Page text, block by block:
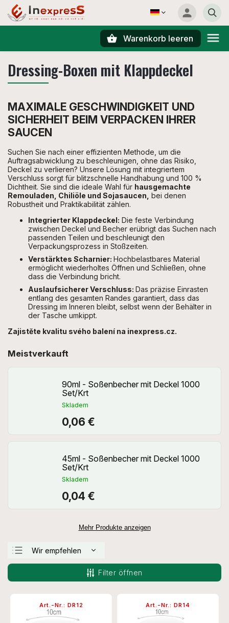
Warenkorb leeren
Dressing-Boxen mit Klappdeckel
MAXIMALE GESCHWINDIGKEIT UND
SICHERHEIT BEIM VERPACKEN IHRER
SAUCEN
Suchen Sie nach einer effizienten Methode, um die
Auftragsabwicklung zu beschleunigen, ohne das Risiko,
Deckel zu verlieren? Unsere Lösung mit integriertem
Verschluss sorgt für blitzschnelle Handhabung und 100 %
Dichtheit. Sie sind die ideale Wahl für hausgemachte
Remouladen, Chiliöle und Sojasaucen, bei denen
Robustheit und Praktikabilität zählen.
Integrierter Klappdeckel: Die feste Verbindung
zwischen Deckel und Becher erübrigt das Suchen nach
passenden Teilen und beschleunigt den
Verpackungsprozess in Stoßzeiten.
Verstärktes Scharnier: Hochbelastbares Material
ermöglicht wiederholtes Öffnen und Schließen, ohne
dass die Verbindung bricht.
Auslaufsicherer Verschluss: Das präzise Einrasten
entlang des gesamten Randes garantiert, dass das
Dressing im Inneren bleibt, selbst wenn der Behälter in
der Tasche umkippt.
Zajistěte kvalitu svého balení na inexpress.cz.
Meistverkauft
90ml - Soßenbecher mit Deckel 1000
Set/Krt
Skladem
0,06 €
45ml - Soßenbecher mit Deckel 1000
Set/Krt
Skladem
0,04 €
Mehr Produkte anzeigen
Wir empfehlen
Teuerste
Alphabetisch
Filter öffnen
Art.-Nr.: DR12 Art.-Nr.: DR14